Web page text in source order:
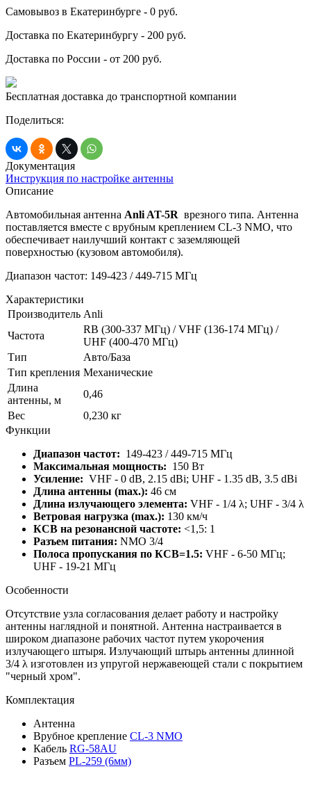
Самовывоз в Екатеринбурге - 0 руб.
Доставка по Екатеринбургу - 200 руб.
Доставка по России - от 200 руб.
Бесплатная доставка до транспортной компании
Поделиться:
Документация
Инструкция по настройке антенны
Описание
Автомобильная антенна Anli AT-5R врезного типа. Антенна
поставляется вместе с врубным креплением CL-3 NMO, что
обеспечивает наилучший контакт с заземляющей
поверхностью (кузовом автомобиля).
Диапазон частот: 149-423 / 449-715 МГц
Характеристики
Производитель Anli
Частота
RB (300-337 МГц) / VHF (136-174 МГц) /
UHF (400-470 МГц)
Тип
Авто/База
Тип крепления Механические
Длина
антенны, м
0,46
Вес
0,230 кг
Функции
Диапазон частот: 149-423 / 449-715 МГц
Максимальная мощность: 150 Вт
Усиление: VHF - 0 dB, 2.15 dBi; UHF - 1.35 dB, 3.5 dBi
Длина антенны (max.): 46 см
Длина излучающего элемента: VHF - 1/4 λ; UHF - 3/4 λ
Ветровая нагрузка (max.): 130 км/ч
КСВ на резонансной частоте: <1,5: 1
Разъем питания: NMO 3/4
Полоса пропускания по КСВ=1.5: VHF - 6-50 МГц;
UHF - 19-21 МГц
Особенности
Отсутствие узла согласования делает работу и настройку
антенны наглядной и понятной. Антенна настраивается в
широком диапазоне рабочих частот путем укорочения
излучающего штыря. Излучающий штырь антенны длинной
3/4 λ изготовлен из упругой нержавеющей стали с покрытием
"черный хром".
Комплектация
Антенна
Врубное крепление CL-3 NMO
Кабель RG-58AU
Разъем PL-259 (6мм)